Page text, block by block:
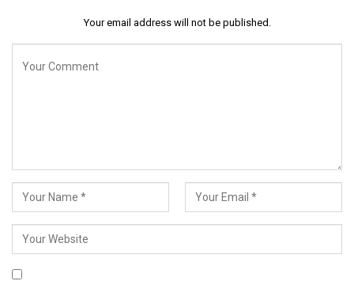
Your email address will not be published.